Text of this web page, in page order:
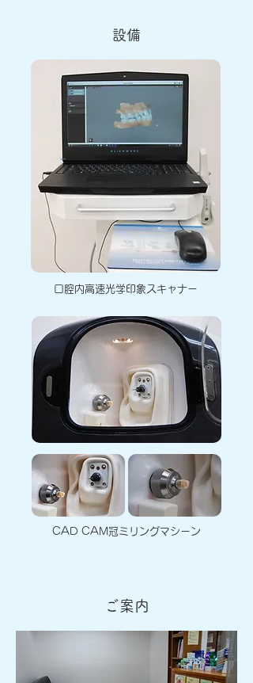
設備
口腔内高速光学印象スキャナー
CAD CAM冠ミリングマシーン
​ご案内